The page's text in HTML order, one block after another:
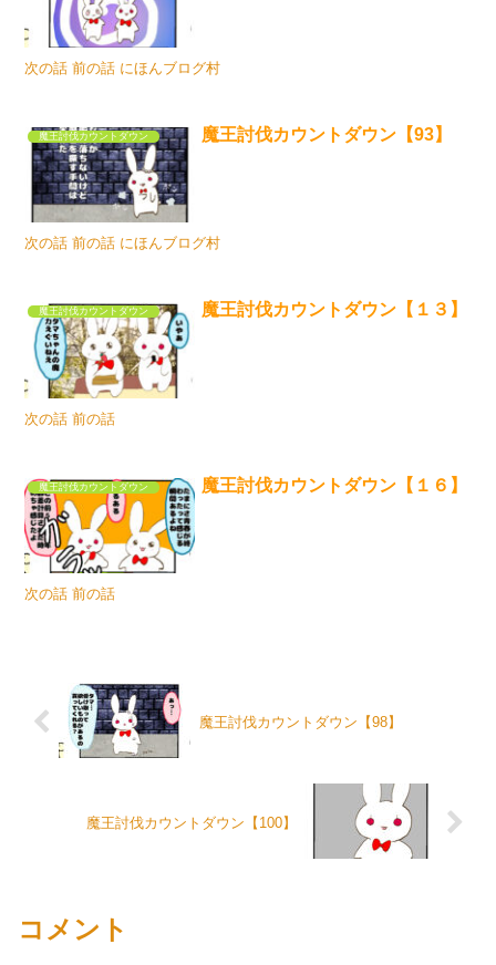
次の話 前の話 にほんブログ村
魔王討伐カウントダウン 魔王討伐カウントダウン【93】
次の話 前の話 にほんブログ村
魔王討伐カウントダウン 魔王討伐カウントダウン【１３】
次の話 前の話
魔王討伐カウントダウン 魔王討伐カウントダウン【１６】
次の話 前の話
魔王討伐カウントダウン【98】
魔王討伐カウントダウン【100】
コメント